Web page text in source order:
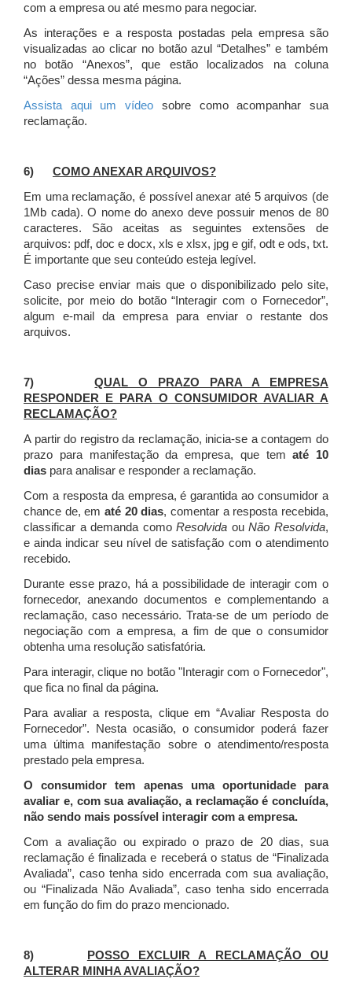
com a empresa ou até mesmo para negociar.
As interações e a resposta postadas pela empresa são
visualizadas ao clicar no botão azul “Detalhes” e também
no botão “Anexos”, que estão localizados na coluna
“Ações” dessa mesma página.
Assista aqui um vídeo sobre como acompanhar sua
reclamação.
6) COMO ANEXAR ARQUIVOS?
Em uma reclamação, é possível anexar até 5 arquivos (de
1Mb cada). O nome do anexo deve possuir menos de 80
caracteres. São aceitas as seguintes extensões de
arquivos: pdf, doc e docx, xls e xlsx, jpg e gif, odt e ods, txt.
É importante que seu conteúdo esteja legível.
Caso precise enviar mais que o disponibilizado pelo site,
solicite, por meio do botão “Interagir com o Fornecedor”,
algum e-mail da empresa para enviar o restante dos
arquivos.
7)QUAL O PRAZO PARA A EMPRESA
RESPONDER E PARA O CONSUMIDOR AVALIAR A
RECLAMAÇÃO?
A partir do registro da reclamação, inicia-se a contagem do
prazo para manifestação da empresa, que tematé 10
dias para analisar e responder a reclamação.
Com a resposta da empresa, é garantida ao consumidor a
chance de, em até 20 dias, comentar a resposta recebida,
classificar a demanda comoResolvida ouNão Resolvida,
e ainda indicar seu nível de satisfação com o atendimento
recebido.
Durante esse prazo, há a possibilidade de interagir com o
fornecedor, anexando documentos e complementando a
reclamação, caso necessário.Trata-se de um período de
negociação com a empresa, a fim de que o consumidor
obtenha uma resolução satisfatória.
Para interagir, clique no botão "Interagir com o Fornecedor",
que fica no final da página.
Para avaliar a resposta, clique em “Avaliar Resposta do
Fornecedor”. Nesta ocasião, o consumidor poderá fazer
uma última manifestação sobre o atendimento/resposta
prestado pela empresa.
O consumidor tem apenas uma oportunidade para
avaliar e, com sua avaliação, a reclamação é concluída,
não sendo mais possível interagir com a empresa.
Com a avaliação ou expirado o prazo de 20 dias, sua
reclamação é finalizada e receberá o status de “Finalizada
Avaliada”, caso tenha sido encerrada com sua avaliação,
ou “Finalizada Não Avaliada”, caso tenha sido encerrada
em função do fim do prazo mencionado.
8)
POSSO EXCLUIR A RECLAMAÇÃO OU
ALTERAR MINHA AVALIAÇÃO?